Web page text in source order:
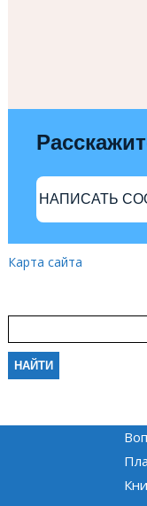
НАПИСАТЬ
Карта сайта